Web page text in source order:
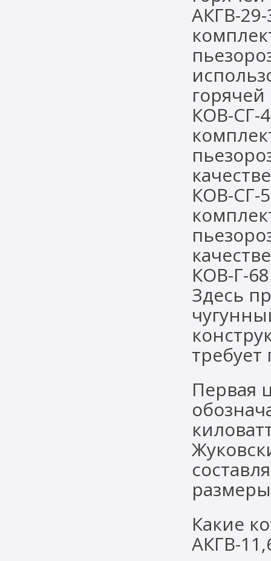
АКГВ-
КОВ-СГ-
КОВ-СГ-
КОВ-Г-
Здесь
Первая
Какие
АКГВ-